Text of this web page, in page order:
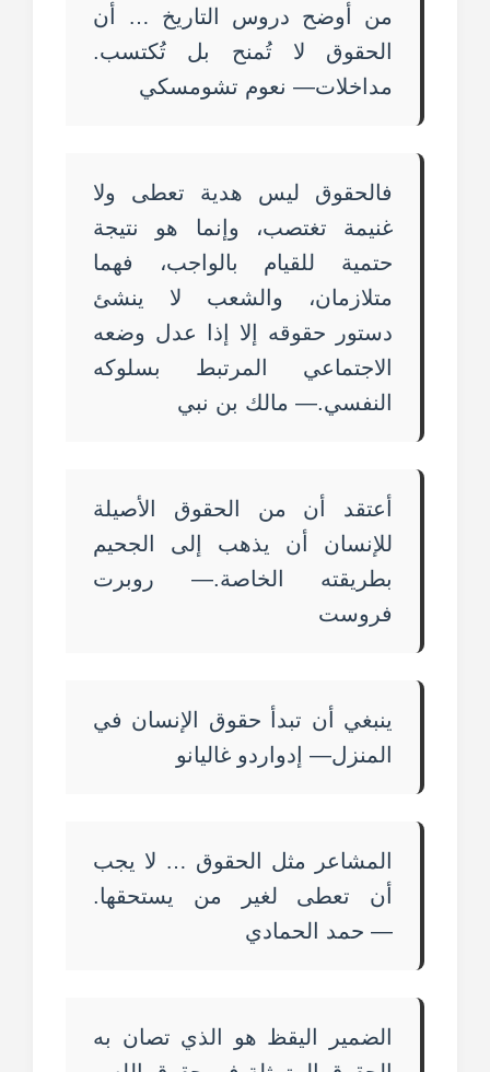
من أوضح دروس التاريخ … أن
الحقوق لا تُمنح بل تُكتسب.
مداخلات— نعوم تشومسكي
فالحقوق ليس هدية تعطى ولا
غنيمة تغتصب، وإنما هو نتيجة
حتمية للقيام بالواجب، فهما
متلازمان، والشعب لا ينشئ
دستور حقوقه إلا إذا عدل وضعه
الاجتماعي المرتبط بسلوكه
النفسي.— مالك بن نبي
أعتقد أن من الحقوق الأصيلة
للإنسان أن يذهب إلى الجحيم
بطريقته الخاصة.— روبرت
فروست
ينبغي أن تبدأ حقوق الإنسان في
المنزل— إدواردو غاليانو
المشاعر مثل الحقوق … لا يجب
أن تعطى لغير من يستحقها.
— حمد الحمادي
الضمير اليقظ هو الذي تصان به